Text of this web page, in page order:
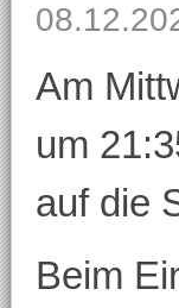
Am
um
auf die
Beim